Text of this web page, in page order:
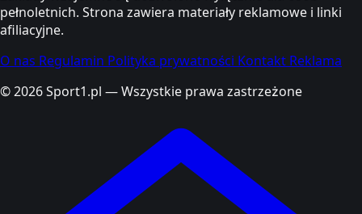
pełnoletnich. Strona zawiera materiały reklamowe i linki
afiliacyjne.
O nas Regulamin Polityka prywatności Kontakt Reklama
© 2026 Sport1.pl — Wszystkie prawa zastrzeżone